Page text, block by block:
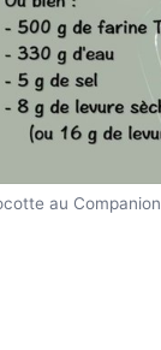
au Companion